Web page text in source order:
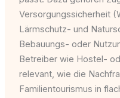
Versorgungssicherheit
Lärmschutz- und
Bebauungs- oder
Betreiber wie Hostel-
relevant, wie die
Familientourismus in